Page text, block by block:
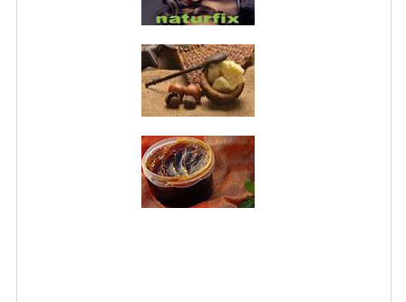
CORPO
VISO
WELLNESS
CAPELLI
OLI ESSENZIALI
FITOTERAPIA NEWS